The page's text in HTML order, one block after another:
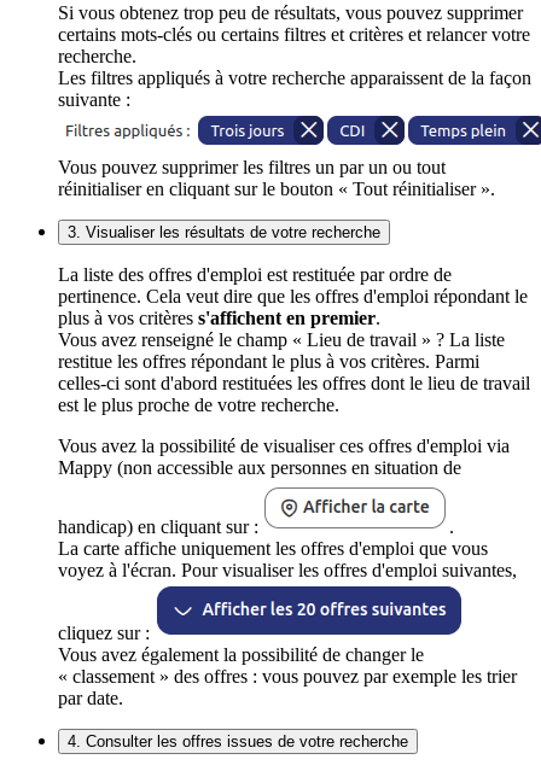
Si vous obtenez trop peu de résultats, vous pouvez supprimer
certains mots-clés ou certains filtres et critères et relancer votre
recherche.
Les filtres appliqués à votre recherche apparaissent de la façon
suivante :
Vous pouvez supprimer les filtres un par un ou tout
réinitialiser en cliquant sur le bouton « Tout réinitialiser ».
3. Visualiser les résultats de votre recherche
La liste des offres d'emploi est restituée par ordre de
pertinence. Cela veut dire que les offres d'emploi répondant le
plus à vos critères s'affichent en premier.
Vous avez renseigné le champ « Lieu de travail » ? La liste
restitue les offres répondant le plus à vos critères. Parmi
celles-ci sont d'abord restituées les offres dont le lieu de travail
est le plus proche de votre recherche.
Vous avez la possibilité de visualiser ces offres d'emploi via
Mappy (non accessible aux personnes en situation de
handicap) en cliquant sur :
.
La carte affiche uniquement les offres d'emploi que vous
voyez à l'écran. Pour visualiser les offres d'emploi suivantes,
cliquez sur :
Vous avez également la possibilité de changer le
« classement » des offres : vous pouvez par exemple les trier
par date.
4. Consulter les offres issues de votre recherche